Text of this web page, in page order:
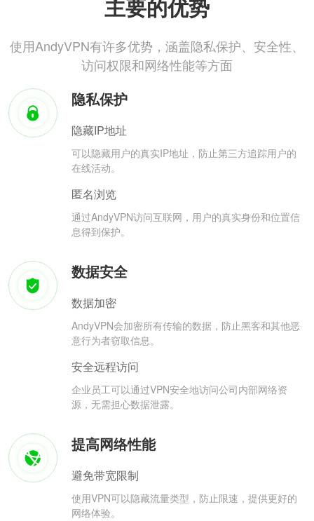
主要的优势
使用AndyVPN有许多优势，涵盖隐私保护、安全性、
访问权限和网络性能等方面
隐私保护
隐藏IP地址
可以隐藏用户的真实IP地址，防止第三方追踪用户的
在线活动。
匿名浏览
通过AndyVPN访问互联网，用户的真实身份和位置信
息得到保护。
数据安全
数据加密
AndyVPN会加密所有传输的数据，防止黑客和其他恶
意行为者窃取信息。
安全远程访问
企业员工可以通过VPN安全地访问公司内部网络资
源，无需担心数据泄露。
提高网络性能
避免带宽限制
使用VPN可以隐藏流量类型，防止限速，提供更好的
网络体验。